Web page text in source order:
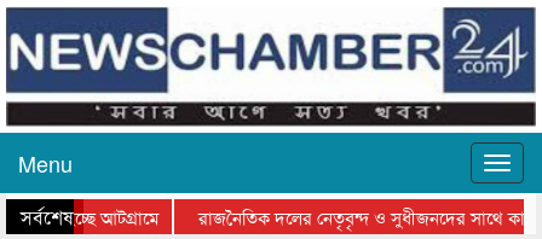
Menu
সর্বশেষ
হচ্ছে আটগ্রামে
রাজনৈতিক দলের নেতৃবৃন্দ ও সুধীজনদের সাথে